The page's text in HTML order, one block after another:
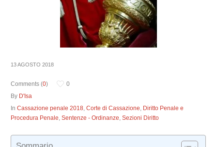
13 AGOSTO 2018
Comments (0)
0
By D'Isa
InCassazione penale 2018,Corte di Cassazione, Diritto Penale e
Procedura Penale,Sentenze - Ordinanze,Sezioni Diritto